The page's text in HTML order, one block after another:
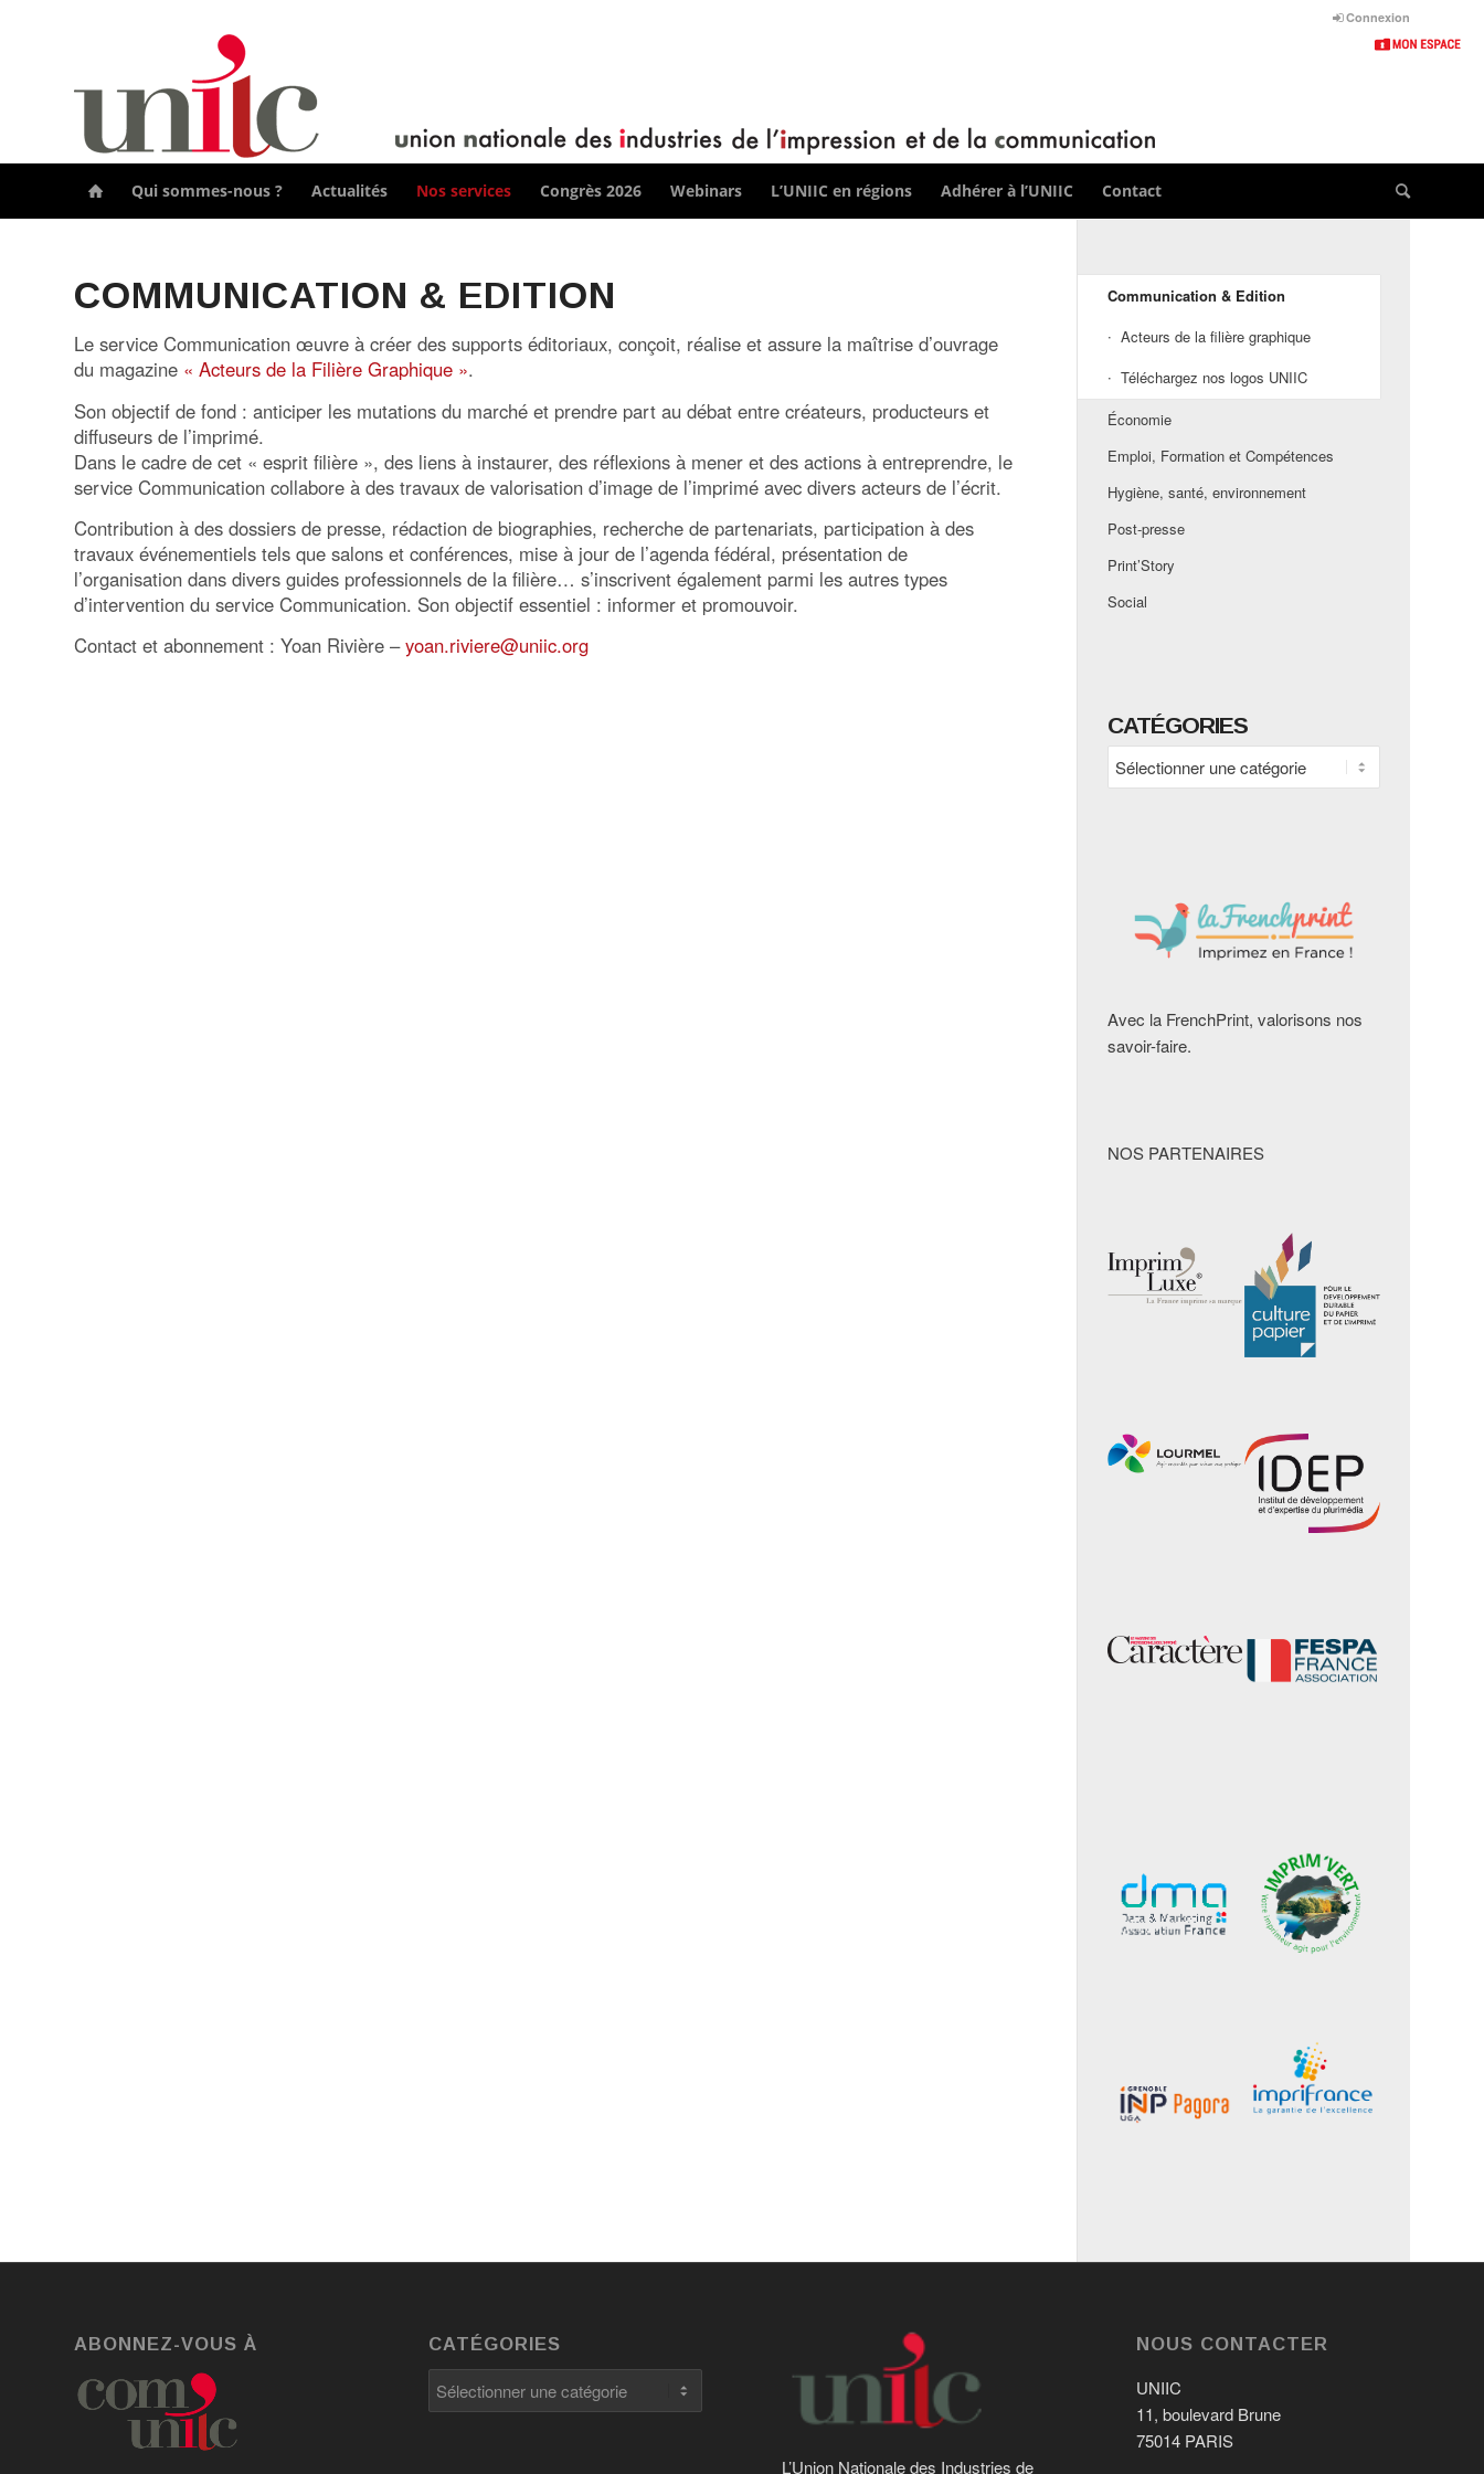
Connexion
 Qui sommes-nous ? Actualités Nos services Congrès 2026 Webinars L’UNIIC en régions Adhérer à l’UNIIC Contact
COMMUNICATION & EDITION
Le service Communication œuvre à créer des supports éditoriaux, conçoit, réalise et assure la maîtrise d’ouvrage
du magazine « Acteurs de la Filière Graphique ».
Son objectif de fond : anticiper les mutations du marché et prendre part au débat entre créateurs, producteurs et
diffuseurs de l’imprimé.
Dans le cadre de cet « esprit filière », des liens à instaurer, des réflexions à mener et des actions à entreprendre, le
service Communication collabore à des travaux de valorisation d’image de l’imprimé avec divers acteurs de l’écrit.
Contribution à des dossiers de presse, rédaction de biographies, recherche de partenariats, participation à des
travaux événementiels tels que salons et conférences, mise à jour de l’agenda fédéral, présentation de
l’organisation dans divers guides professionnels de la filière… s’inscrivent également parmi les autres types
d’intervention du service Communication. Son objectif essentiel : informer et promouvoir.
Contact et abonnement : Yoan Rivière –yoan.riviere@uniic.org
Communication & Edition
Acteurs de la filière graphique
Téléchargez nos logos UNIIC
Économie
Emploi, Formation et Compétences
Hygiène, santé, environnement
Post-presse
Print’Story
Social
CATÉGORIES
Catégories
Avec la FrenchPrint, valorisons nos
savoir-faire.
NOS PARTENAIRES
ABONNEZ-VOUS À CATÉGORIES
Catégories
L’Union Nationale des Industries de
NOUS CONTACTER
UNIIC
11, boulevard Brune
75014 PARIS